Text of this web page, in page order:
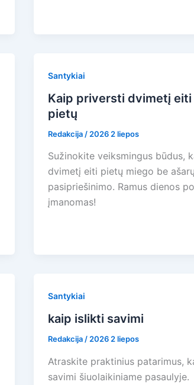
Santykiai
Kaip priversti dvimetį
pietų
Redakcija / 2026 2 liepos
Sužinokite veiksmingus būdus,
dvimetį eiti pietų miego be
pasipriešinimo. Ramus dienos
įmanomas!
Santykiai
kaip islikti savimi
Redakcija / 2026 2 liepos
Atraskite praktinius patarimus,
savimi šiuolaikiniame pasaulyje.